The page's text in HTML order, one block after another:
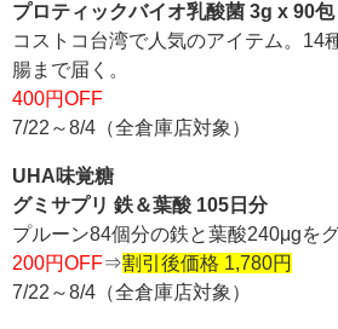
プロティックバイオ乳酸菌 3g x 90包
コストコ台湾で人気のアイテム。14
腸まで届く。
400円OFF
7/22～8/4（全倉庫店対象）
UHA味覚糖
グミサプリ 鉄＆葉酸 105日分
プルーン84個分の鉄と葉酸240μgをグ
200円OFF⇒割引後価格 1,780円
7/22～8/4（全倉庫店対象）